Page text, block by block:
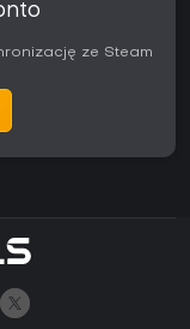
ze Steam